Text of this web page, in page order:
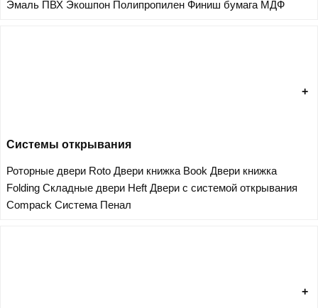
Эмаль ПВХ Экошпон Полипропилен Финиш бумага МДФ
Системы открывания
Роторные двери Roto Двери книжка Book Двери книжка
Folding Складные двери Heft Двери с системой открывания
Compack Система Пенал